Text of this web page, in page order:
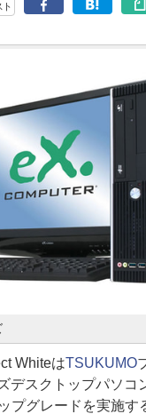
ト
WhiteはTSUKUMO
デスクトップパソコ
プグレードを実施す